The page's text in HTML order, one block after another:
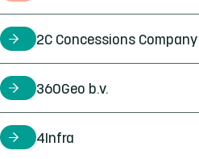
certificaathouder
2C Concessions Company
certificaathouder
360Geo b.v.
certificaathouder
4Infra